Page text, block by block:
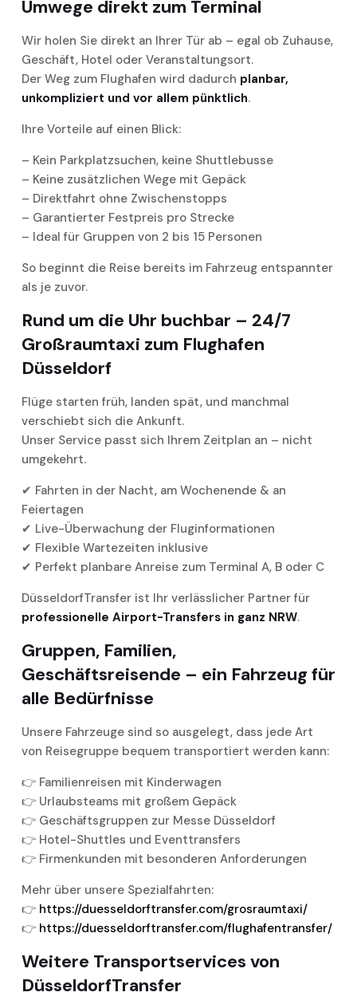
Umwege direkt zum Terminal
Wir holen Sie direkt an Ihrer Tür ab – egal ob Zuhause,
Geschäft, Hotel oder Veranstaltungsort.
Der Weg zum Flughafen wird dadurch planbar,
unkompliziert und vor allem pünktlich.
Ihre Vorteile auf einen Blick:
– Kein Parkplatzsuchen, keine Shuttlebusse
– Keine zusätzlichen Wege mit Gepäck
– Direktfahrt ohne Zwischenstopps
– Garantierter Festpreis pro Strecke
– Ideal für Gruppen von 2 bis 15 Personen
So beginnt die Reise bereits im Fahrzeug entspannter
als je zuvor.
Rund um die Uhr buchbar – 24/7
Großraumtaxi zum Flughafen
Düsseldorf
Flüge starten früh, landen spät, und manchmal
verschiebt sich die Ankunft.
Unser Service passt sich Ihrem Zeitplan an – nicht
umgekehrt.
✔ Fahrten in der Nacht, am Wochenende & an
Feiertagen
✔ Live-Überwachung der Fluginformationen
✔ Flexible Wartezeiten inklusive
✔ Perfekt planbare Anreise zum Terminal A, B oder C
DüsseldorfTransfer ist Ihr verlässlicher Partner für
professionelle Airport-Transfers in ganz NRW.
Gruppen, Familien,
Geschäftsreisende – ein Fahrzeug für
alle Bedürfnisse
Unsere Fahrzeuge sind so ausgelegt, dass jede Art
von Reisegruppe bequem transportiert werden kann:
👉 Familienreisen mit Kinderwagen
👉 Urlaubsteams mit großem Gepäck
👉 Geschäftsgruppen zur Messe Düsseldorf
👉 Hotel-Shuttles und Eventtransfers
👉 Firmenkunden mit besonderen Anforderungen
Mehr über unsere Spezialfahrten:
👉 https://duesseldorftransfer.com/grosraumtaxi/
👉 https://duesseldorftransfer.com/flughafentransfer/
Weitere Transportservices von
DüsseldorfTransfer